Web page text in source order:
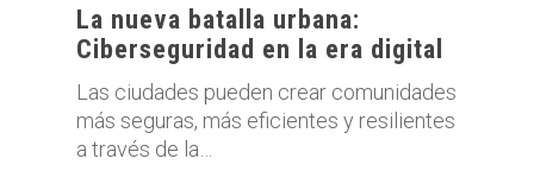
La nueva batalla urbana:
Ciberseguridad en la era digital
Las ciudades pueden crear comunidades
más seguras, más eficientes y resilientes
a través de la…